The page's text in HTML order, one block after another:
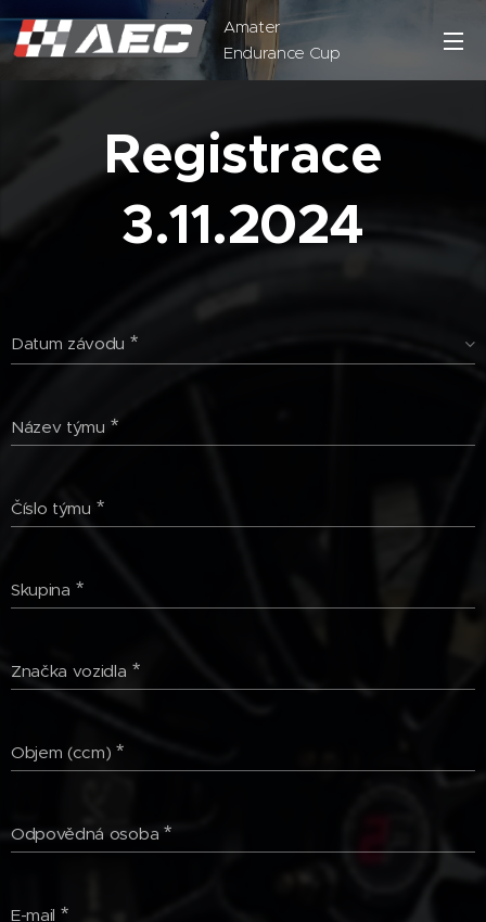
Amater
Endurance Cup
Registrace
3.11.2024
Datum závodu
Název týmu
Číslo týmu
Skupina
Značka vozidla
Objem (ccm)
Odpovědná osoba
E-mail